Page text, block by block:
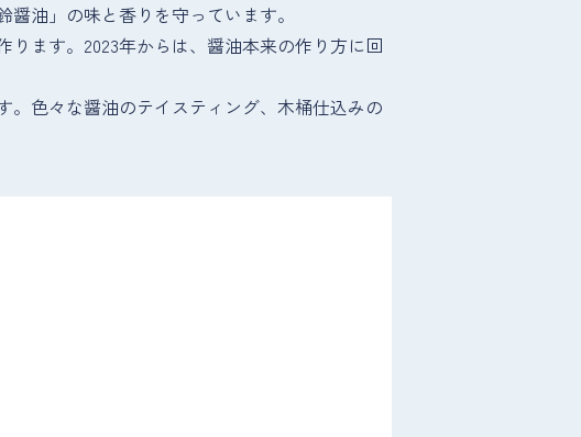
油」の味と香りを守っています。
ます。2023年からは、醤油本来の作り方に回
色々な醤油のテイスティング、木桶仕込みの